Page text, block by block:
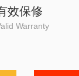
效保修
Warranty